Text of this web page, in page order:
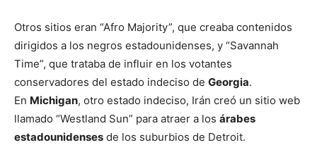
Otros sitios eran “Afro Majority”, que creaba contenidos
dirigidos a los negros estadounidenses, y “Savannah
Time”, que trataba de influir en los votantes
conservadores del estado indeciso de Georgia.
En Michigan, otro estado indeciso, Irán creó un sitio web
llamado “Westland Sun” para atraer a los árabes
estadounidenses de los suburbios de Detroit.